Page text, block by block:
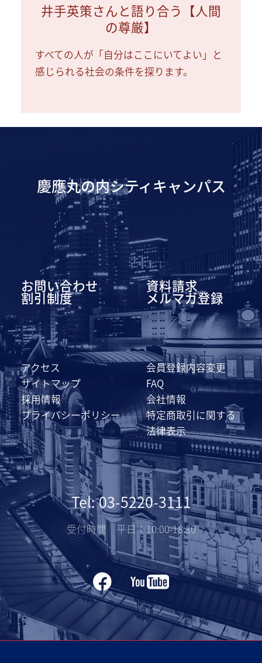
井手英策さんと語り合う【人間
の尊厳】
すべての人が「自分はここにいてよい」と
感じられる社会の条件を探ります。
慶應丸の内シティキャンパス
お問い合わせ 資料請求
割引制度 メルマガ登録
アクセス
会員登録内容変更
サイトマップ
FAQ
採用情報
会社情報
プライバシーポリシー
特定商取引に関する
法律表示
Tel: 03-5220-3111
受付時間 平日：10:00-18:30